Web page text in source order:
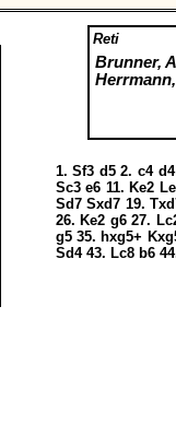
Reti
Brunner,
1.Sf3 d52.c4 d4
Sc3 e6 11.Ke2
Sd7 Sxd7 19.
26.Ke2 g627.
g535.hxg5+
Sd443. Lc8 b6